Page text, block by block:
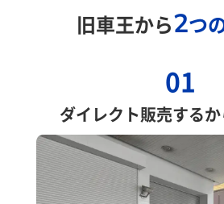
旧車王から2つ
01
ダイレクト販売する